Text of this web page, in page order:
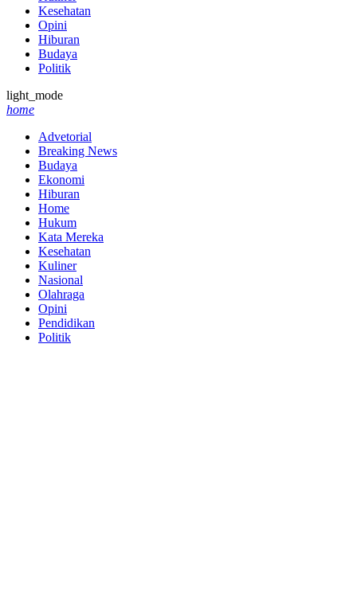
Kesehatan
Opini
Hiburan
Budaya
Politik
light_mode
home
Advetorial
Breaking News
Budaya
Ekonomi
Hiburan
Home
Hukum
Kata Mereka
Kesehatan
Kuliner
Nasional
Olahraga
Opini
Pendidikan
Politik